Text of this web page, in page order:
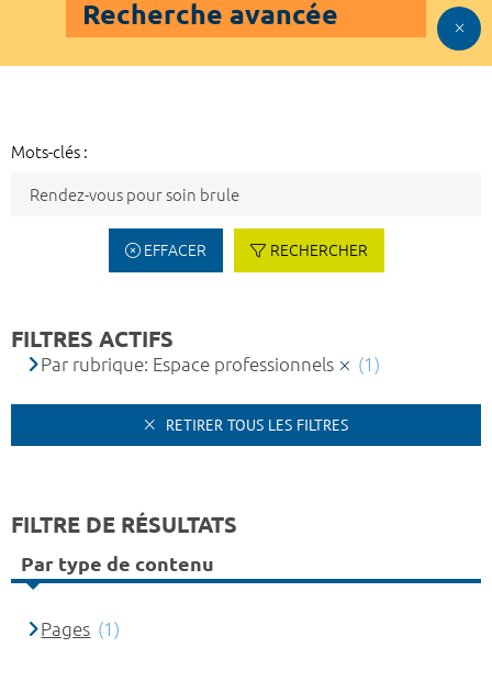
Recherche avancée
Mots-clés :
EFFACER RECHERCHER
FILTRES ACTIFS
Par rubrique: Espace professionnels (1)
RETIRER TOUS LES FILTRES
FILTRE DE RÉSULTATS
Par type de contenu
Pages (1)